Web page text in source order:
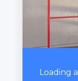
Loading